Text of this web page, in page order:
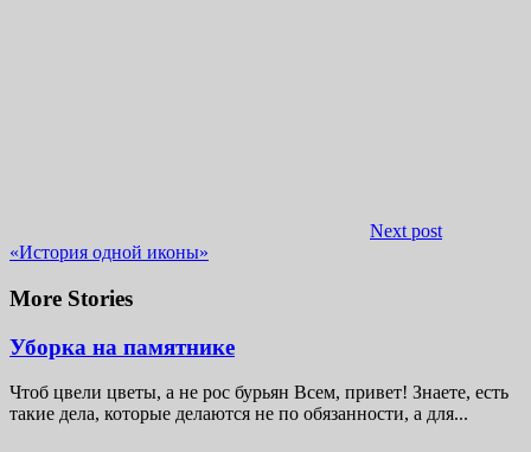
Next post
«История одной иконы»
More Stories
Уборка на памятнике
Чтоб цвели цветы, а не рос бурьян Всем, привет! Знаете, есть
такие дела, которые делаются не по обязанности, а для...